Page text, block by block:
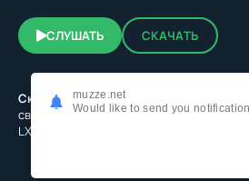
СЛУШАТЬ СКАЧАТЬ
Скачать песню LXSTURY - MONTAGEM
свой смартфон или слушать онлайн
LXSTURY в качестве 320 kbps бесплатно
muzze.net
Would like to send you